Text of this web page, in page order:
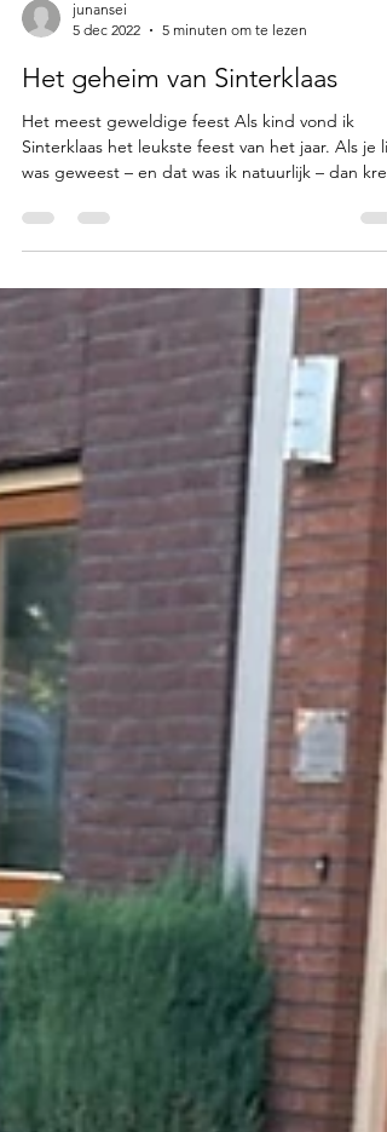
5 dec 2022
5 minuten om te lezen
Het geheim van Sinterklaas
Het meest geweldige feest Als kind vond ik
was geweest – en dat was ik natuurlijk – dan
je cadeautjes. Geen fratsen of verplichtingen,
meer? Mijn oudere broer dacht daar toch anders
over. Hij riep altijd dat het nep was. Onzin vond
dat. Net als al het andere wat hij zei, want we
konden het eigenlijk niet zo goed vinden met
elkaar. Ieder jaar, als het toch goed ge